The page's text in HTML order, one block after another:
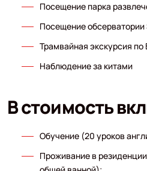
Посещение парка
Посещение обсерватории
Трамвайная экскурсия по
Наблюдение за китами
В стоимость
Обучение (20 уроков
Проживание в